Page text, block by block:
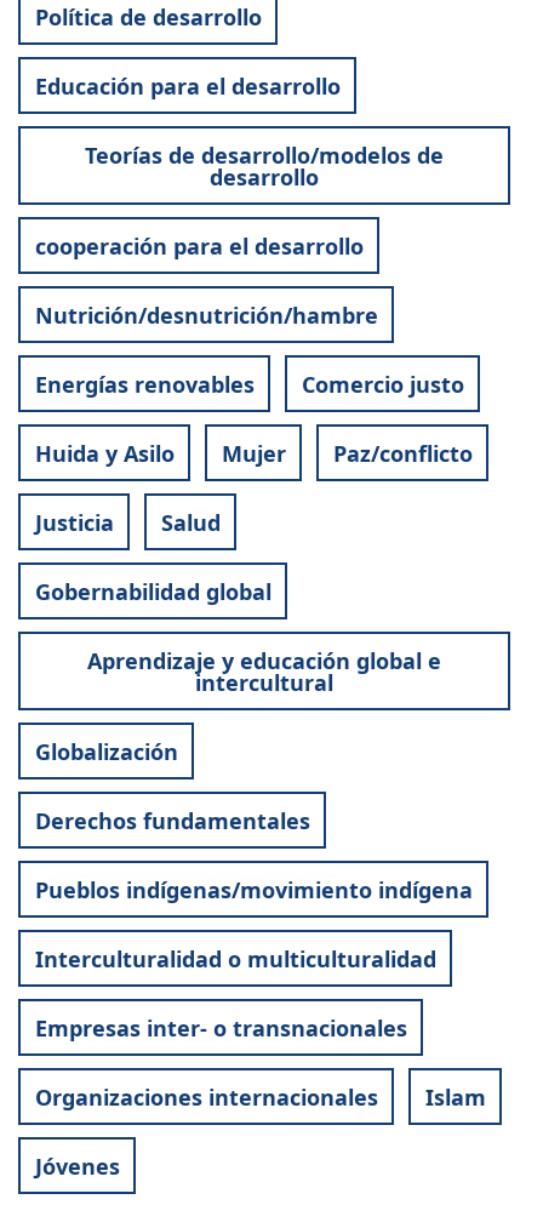
Política de desarrollo
Educación para el desarrollo
Teorías de desarrollo/modelos de
desarrollo
cooperación para el desarrollo
Nutrición/desnutrición/hambre
Energías renovables Comercio justo
Huida y Asilo Mujer Paz/conflicto
Justicia Salud
Gobernabilidad global
Aprendizaje y educación global e
intercultural
Globalización
Derechos fundamentales
Pueblos indígenas/movimiento indígena
Interculturalidad o multiculturalidad
Empresas inter- o transnacionales
Organizaciones internacionales Islam
Jóvenes